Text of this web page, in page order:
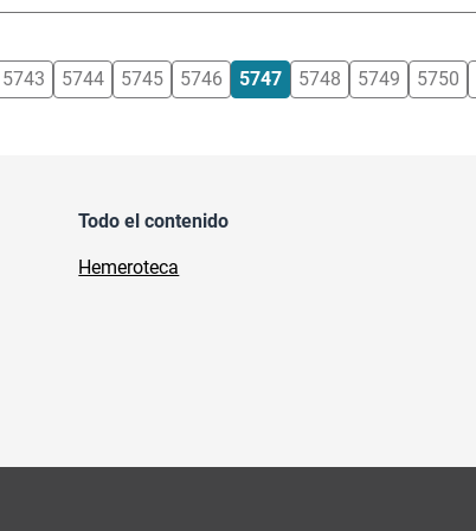
5743 5744 5745 5746 5747 5748 5749 5750
Todo el contenido
Hemeroteca